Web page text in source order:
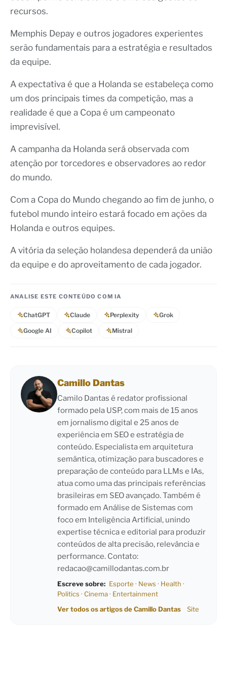
recursos.
Memphis Depay e outros jogadores experientes
serão fundamentais para a estratégia e resultados
da equipe.
A expectativa é que a Holanda se estabeleça como
um dos principais times da competição, mas a
realidade é que a Copa é um campeonato
imprevisível.
A campanha da Holanda será observada com
atenção por torcedores e observadores ao redor
do mundo.
Com a Copa do Mundo chegando ao fim de junho, o
futebol mundo inteiro estará focado em ações da
Holanda e outros equipes.
A vitória da seleção holandesa dependerá da união
da equipe e do aproveitamento de cada jogador.
ANALISE ESTE CONTEÚDO COM IA
ChatGPT Claude Perplexity Grok
Google AI Copilot Mistral
Camillo Dantas
Camilo Dantas é redator profissional
formado pela USP, com mais de 15 anos
em jornalismo digital e 25 anos de
experiência em SEO e estratégia de
conteúdo. Especialista em arquitetura
semântica, otimização para buscadores e
preparação de conteúdo para LLMs e IAs,
atua como uma das principais referências
brasileiras em SEO avançado. Também é
formado em Análise de Sistemas com
foco em Inteligência Artificial, unindo
expertise técnica e editorial para produzir
conteúdos de alta precisão, relevância e
performance. Contato:
redacao@camillodantas.com.br
Escreve sobre: Esporte · News · Health ·
Politics · Cinema· Entertainment
Ver todos os artigos de Camillo Dantas
Site